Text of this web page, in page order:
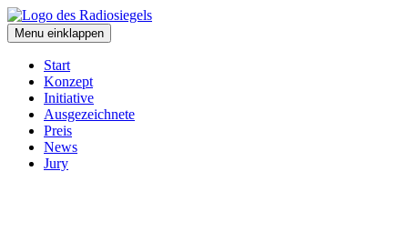
Skip
to
content
Menu einklappen
Start
Konzept
Initiative
Ausgezeichnete
Preis
News
Jury